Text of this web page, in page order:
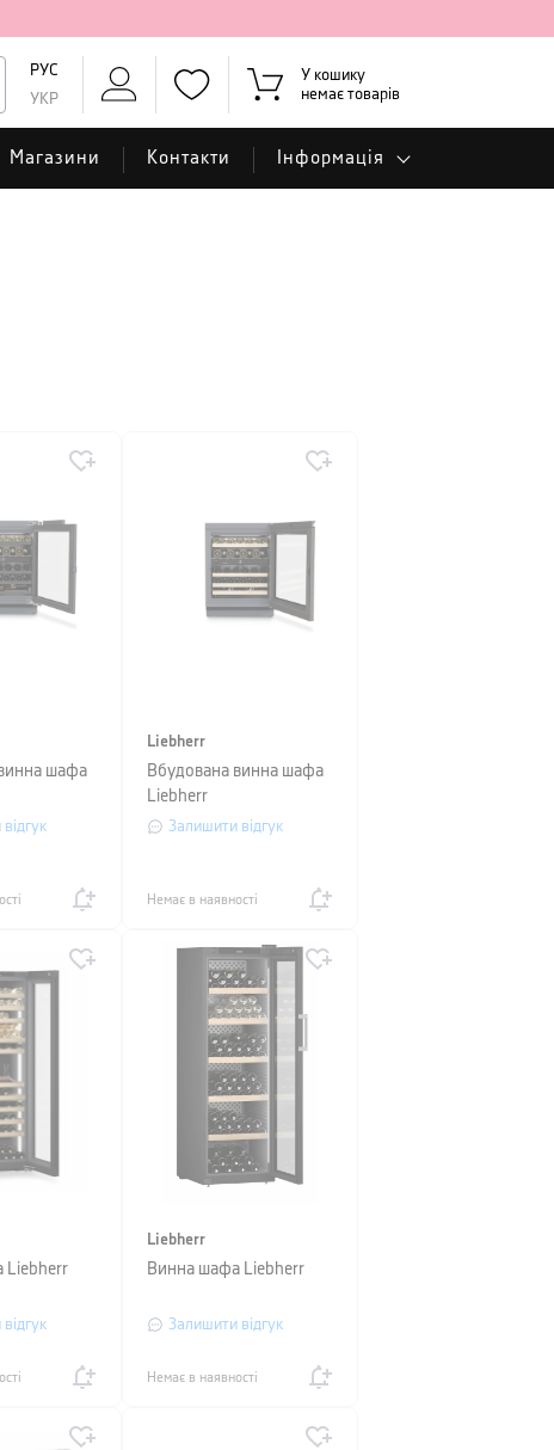
РУС
УКР
У кошику
немає товарів
Магазини Контакти Інформація
шафа
Liebherr
Вбудована винна шафа
Liebherr
Залишити відгук
Немає в наявності
Liebherr
Liebherr
Винна шафа Liebherr
Залишити відгук
Немає в наявності